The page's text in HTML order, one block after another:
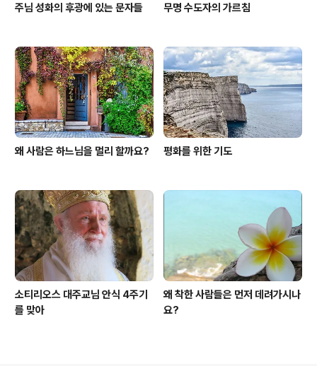
주님 성화의 후광에 있는 문자들 무명 수도자의 가르침
왜 사람은 하느님을 멀리 할까요? 평화를 위한 기도
소티리오스 대주교님 안식 4주기
를 맞아
왜 착한 사람들은 먼저 데려가시나
요?